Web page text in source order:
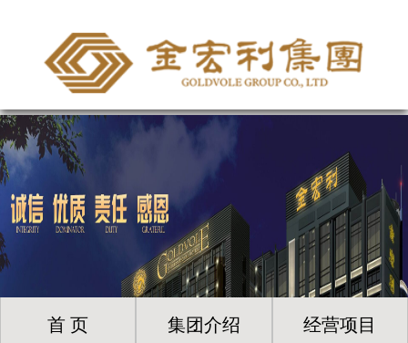
首 页 集团介绍 经营项目